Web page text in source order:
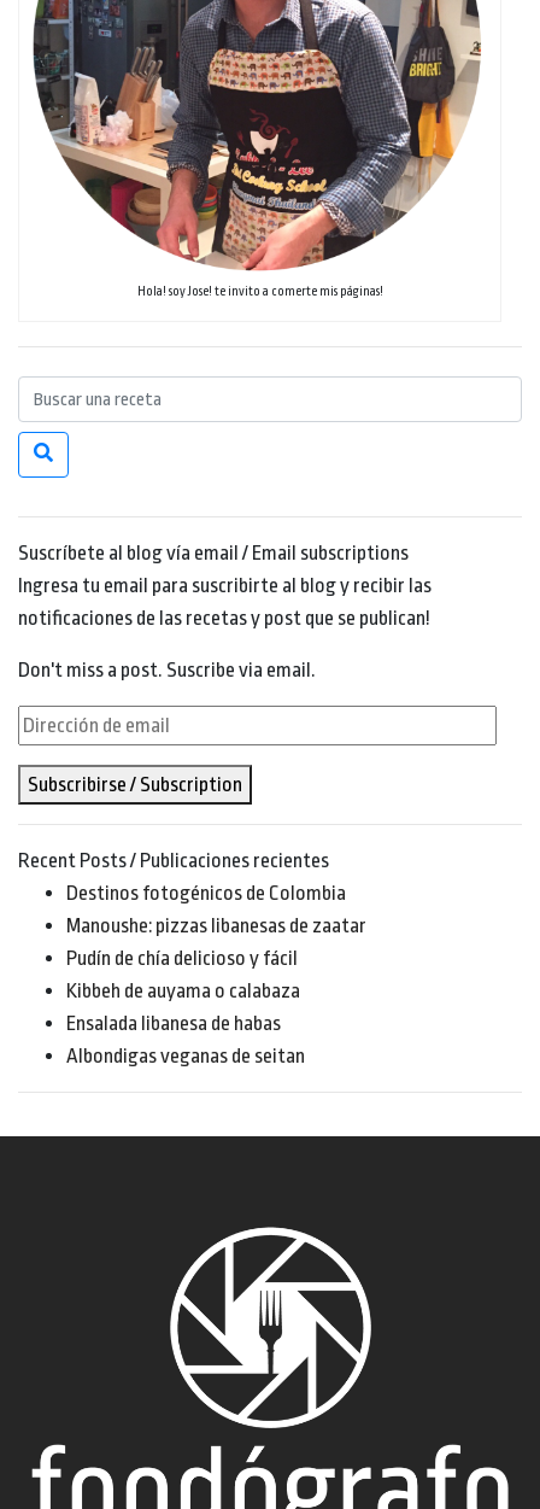
Hola! soy Jose! te invito a comerte mis páginas!
Suscríbete al blog vía email / Email subscriptions
Ingresa tu email para suscribirte al blog y recibir las
notificaciones de las recetas y post que se publican!
Don't miss a post. Suscribe via email.
Dirección
email
Subscribirse / Subscription
Recent Posts / Publicaciones recientes
Destinos fotogénicos de Colombia
Manoushe: pizzas libanesas de zaatar
Pudín de chía delicioso y fácil
Kibbeh de auyama o calabaza
Ensalada libanesa de habas
Albondigas veganas de seitan